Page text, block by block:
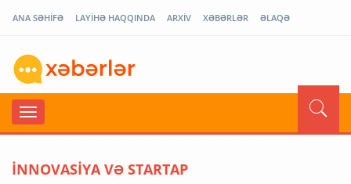
ANA SƏHİFƏ LAYİHƏ HAQQINDA ARXİV XƏBƏRLƏR ƏLAQƏ
İNNOVASİYA VƏ STARTAP